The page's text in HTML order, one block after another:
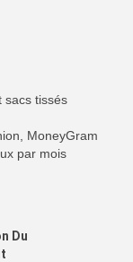
sacs tissés
MoneyGram
par mois
Du